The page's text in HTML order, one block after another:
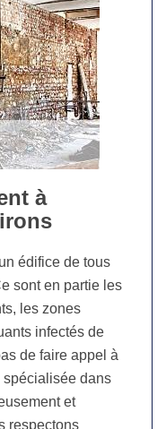
à
édifice de tous
sont en partie les
les zones
infectés de
de faire appel à
spécialisée dans
et
respectons